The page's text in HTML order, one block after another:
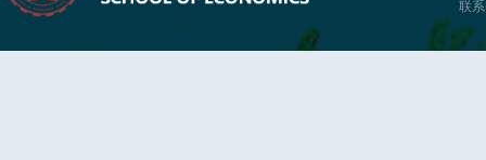
联